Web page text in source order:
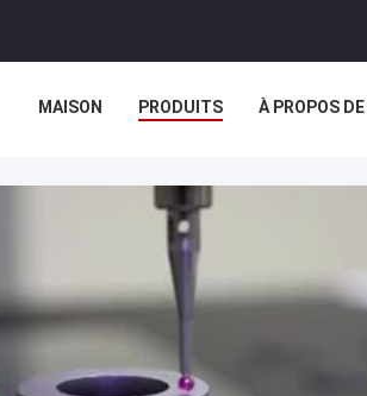
MAISON PRODUITS À PROPOS